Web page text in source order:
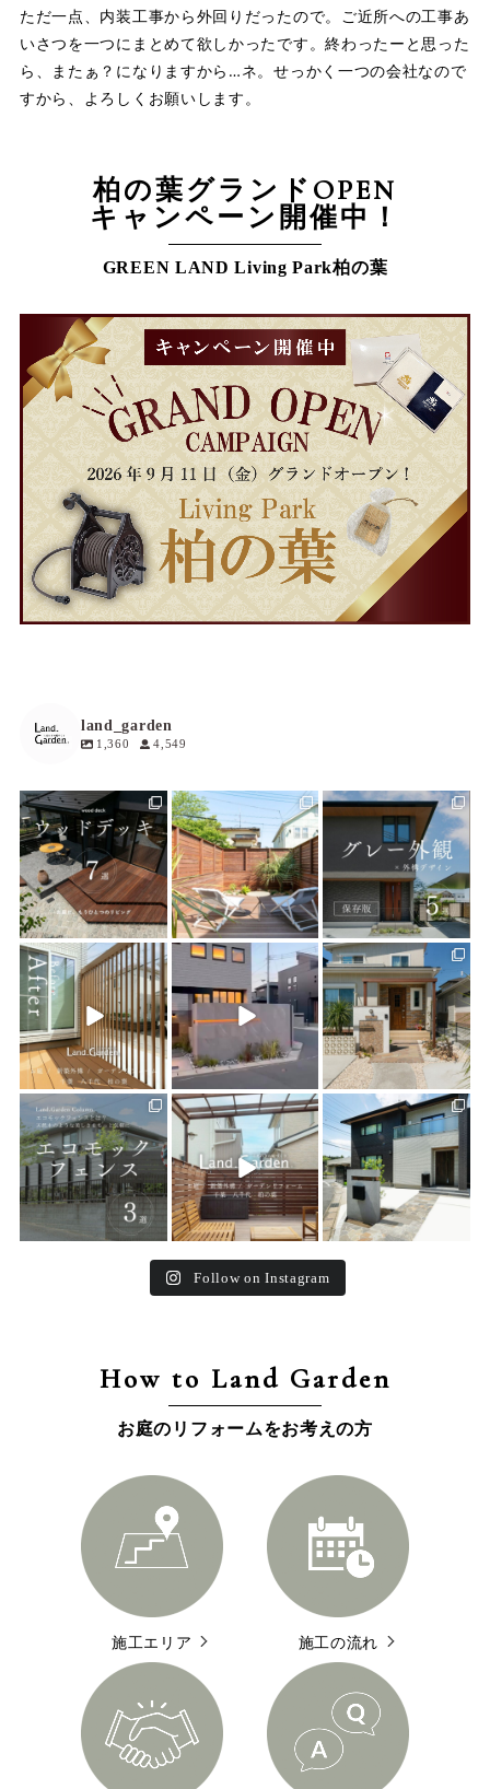
ただ一点、内装工事から外回りだったので。ご近所への工事あ
いさつを一つにまとめて欲しかったです。終わったーと思った
ら、またぁ？になりますから…ネ。せっかく一つの会社なので
すから、よろしくお願いします。
柏の葉グランドOPEN
キャンペーン開催中！
GREEN LAND Living Park柏の葉
land_garden
1,360 4,549
land_garden
7 0
land_garden
17 0
land_garden
18 0
land_garden
21 0
land_garden
0
land_garden
24 0
land_garden
15 0
land_garden
32 0
land_garden
24 0
Follow on Instagram
How to Land Garden
お庭のリフォームをお考えの方
施工エリア 施工の流れ